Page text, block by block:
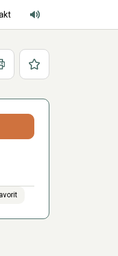
Adgang for alle lyd
Favoritter